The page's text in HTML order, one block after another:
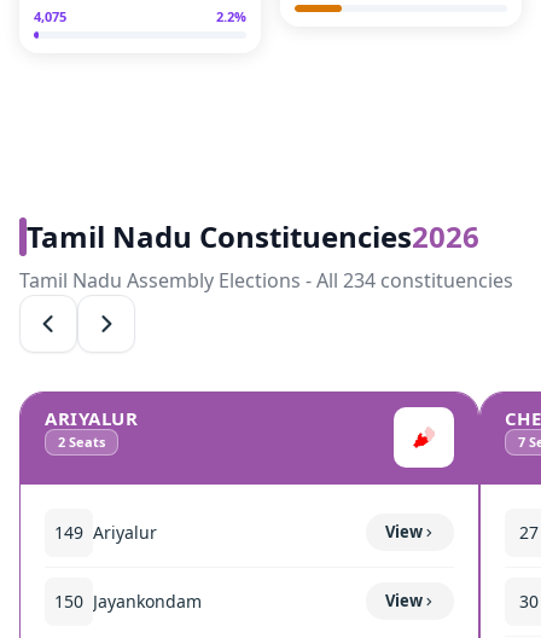
4,075 2.2%
Tamil Nadu Constituencies2026
Tamil Nadu Assembly Elections - All 234 constituencies
ARIYALUR
2 Seats
149 Ariyalur View
150 Jayankondam View
7
27
30